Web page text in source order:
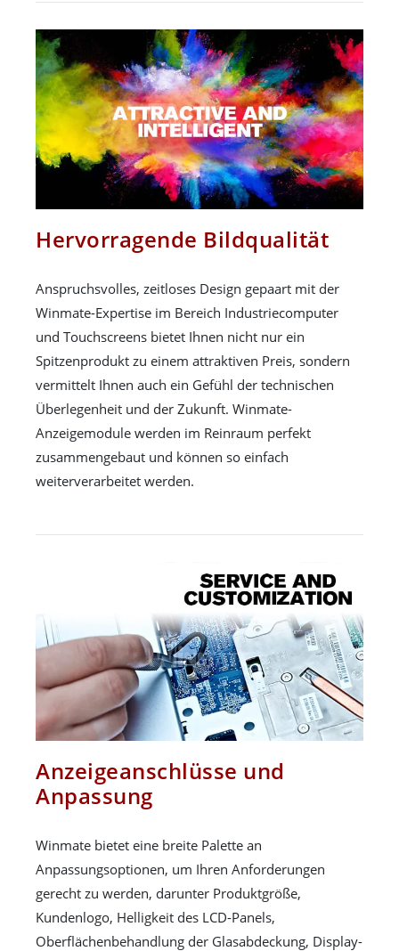
Hervorragende Bildqualität
Anspruchsvolles, zeitloses Design gepaart mit der
Winmate-Expertise im Bereich Industriecomputer
und Touchscreens bietet Ihnen nicht nur ein
Spitzenprodukt zu einem attraktiven Preis, sondern
vermittelt Ihnen auch ein Gefühl der technischen
Überlegenheit und der Zukunft. Winmate-
Anzeigemodule werden im Reinraum perfekt
zusammengebaut und können so einfach
weiterverarbeitet werden.
Anzeigeanschlüsse und
Anpassung
Winmate bietet eine breite Palette an
Anpassungsoptionen, um Ihren Anforderungen
gerecht zu werden, darunter Produktgröße,
Kundenlogo, Helligkeit des LCD-Panels,
Oberflächenbehandlung der Glasabdeckung, Display-